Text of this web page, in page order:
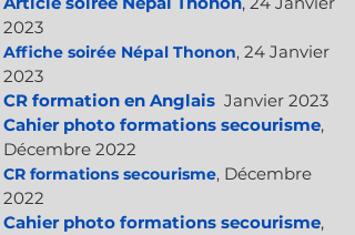
2023
Affiche soirée Népal Thonon, 24 Janvier
2023
CR formation en Anglais Janvier 2023
Cahier photo formations secourisme,
Décembre 2022
CR formations secourisme, Décembre
2022
Cahier photo formations secourisme,